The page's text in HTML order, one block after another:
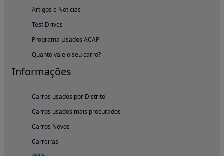
Artigos e Notícias
Test Drives
Programa Usados ACAP
Quanto vale o seu carro?
Informações
Carros usados por Distrito
Carros usados mais procurados
Carros Novos
Carreiras